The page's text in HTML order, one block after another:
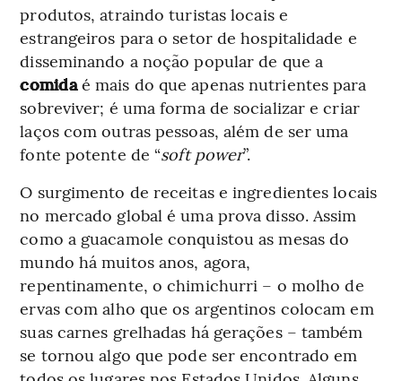
produtos, atraindo turistas locais e
estrangeiros para o setor de hospitalidade e
disseminando a noção popular de que a
comidaé mais do que apenas nutrientes para
sobreviver; é uma forma de socializar e criar
laços com outras pessoas, além de ser uma
fonte potente de “soft power”.
O surgimento de receitas e ingredientes locais
no mercado global é uma prova disso. Assim
como a guacamole conquistou as mesas do
mundo há muitos anos, agora,
repentinamente, o chimichurri – o molho de
ervas com alho que os argentinos colocam em
suas carnes grelhadas há gerações – também
se tornou algo que pode ser encontrado em